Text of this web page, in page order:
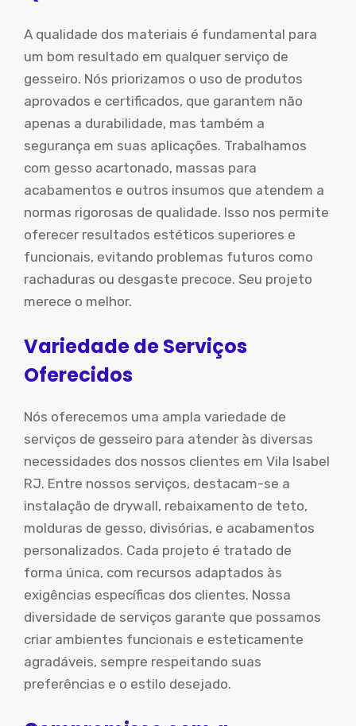
A qualidade dos materiais é fundamental para
um bom resultado em qualquer serviço de
gesseiro. Nós priorizamos o uso de produtos
aprovados e certificados, que garantem não
apenas a durabilidade, mas também a
segurança em suas aplicações. Trabalhamos
com gesso acartonado, massas para
acabamentos e outros insumos que atendem a
normas rigorosas de qualidade. Isso nos permite
oferecer resultados estéticos superiores e
funcionais, evitando problemas futuros como
rachaduras ou desgaste precoce. Seu projeto
merece o melhor.
Variedade de Serviços
Oferecidos
Nós oferecemos uma ampla variedade de
serviços de gesseiro para atender às diversas
necessidades dos nossos clientes em Vila Isabel
RJ. Entre nossos serviços, destacam-se a
instalação de drywall, rebaixamento de teto,
molduras de gesso, divisórias, e acabamentos
personalizados. Cada projeto é tratado de
forma única, com recursos adaptados às
exigências específicas dos clientes. Nossa
diversidade de serviços garante que possamos
criar ambientes funcionais e esteticamente
agradáveis, sempre respeitando suas
preferências e o estilo desejado.